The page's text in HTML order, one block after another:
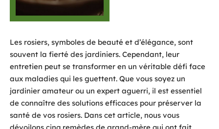
Les rosiers, symboles de beauté et d’élégance, sont
souvent la fierté des jardiniers. Cependant, leur
entretien peut se transformer en un véritable défi face
aux maladies qui les guettent. Que vous soyez un
jardinier amateur ou un expert aguerri, il est essentiel
de connaître des solutions efficaces pour préserver la
santé de vos rosiers. Dans cet article, nous vous